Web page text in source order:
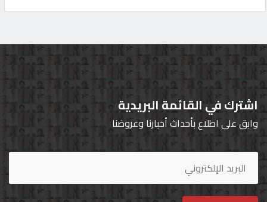
اشترك في القائمة البريدية
وابق على اطلاع بأحداث أخبارنا وعروضنا